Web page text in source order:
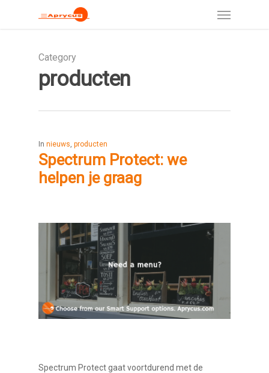
Category
producten
In nieuws, producten
Spectrum Protect: we
helpen je graag
Spectrum Protect gaat voortdurend met de